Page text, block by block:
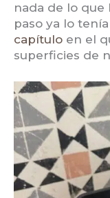
nada de lo que
paso ya lo
capítulo en el
superficies de